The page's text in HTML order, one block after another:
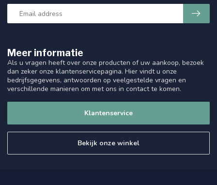
Meer informatie
Als u vragen heeft over onze producten of uw aankoop, bezoek
dan zeker onze klantenservicepagina. Hier vindt u onze
bedrijfsgegevens, antwoorden op veelgestelde vragen en
verschillende manieren om met ons in contact te komen.
Klantenservice
Bekijk onze winkel